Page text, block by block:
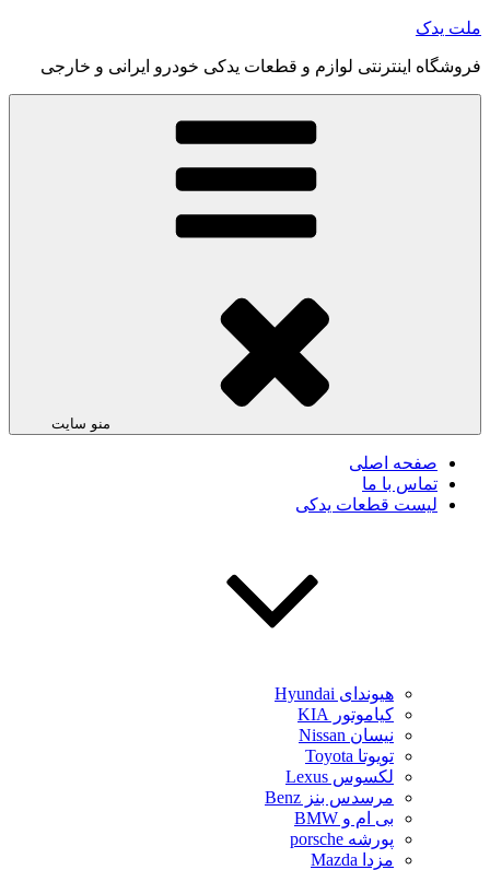
رفتن
محتوا
ملت یدک
فروشگاه اینترنتی لوازم و قطعات یدکی خودرو ایرانی و خارجی
منو سایت
صفحه اصلی
تماس با ما
لیست قطعات یدکی
هیوندای Hyundai
کیاموتور KIA
نیسان Nissan
تویوتا Toyota
لکسوس Lexus
مرسدس بنز Benz
بی ام و BMW
پورشه porsche
مزدا Mazda